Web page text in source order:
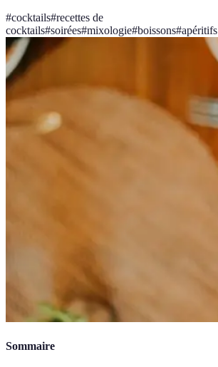
#cocktails#recettes de
cocktails#soirées#mixologie#boissons#apéritifs
Sommaire